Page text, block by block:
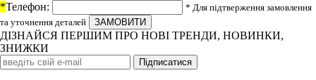
*Телефон:
* Для підтверження замовлення
та уточнення деталей
ДІЗНАЙСЯ ПЕРШИМ ПРО НОВІ ТРЕНДИ, НОВИНКИ,
ЗНИЖКИ